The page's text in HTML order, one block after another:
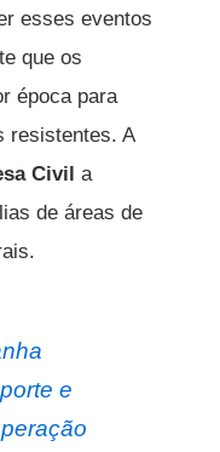
esses eventos
que os
época para
resistentes. A
Civil a
de áreas de
e